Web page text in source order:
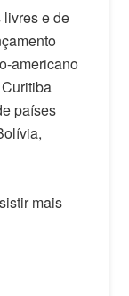
e de
americano
países
mais